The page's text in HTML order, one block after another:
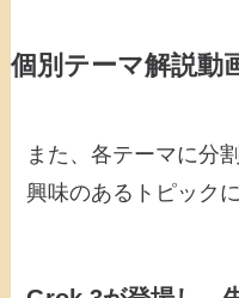
個別テーマ解説動
また、各テーマに分
興味のあるトピック